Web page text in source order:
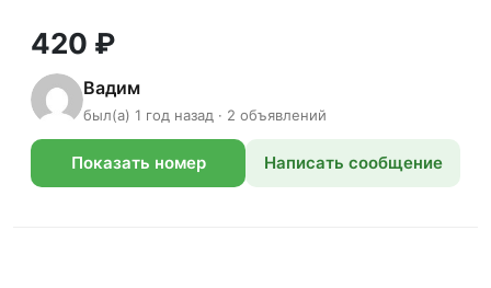
420 ₽
Вадим
был(а) 1 год назад · 2 объявлений
Показать номер Написать сообщение